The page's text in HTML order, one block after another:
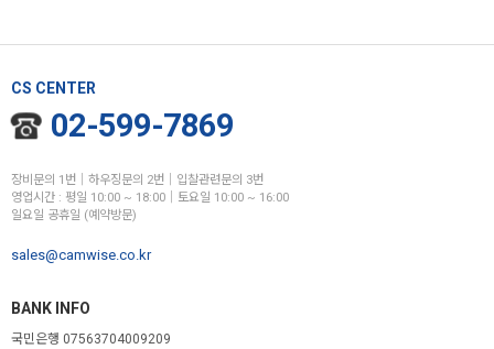
CS CENTER
02-599-7869
장비문의 1번│하우징문의 2번│입찰관련문의 3번
영업시간 : 평일 10:00 ~ 18:00│토요일 10:00 ~ 16:00
일요일 공휴일 (예약방문)
sales@camwise.co.kr
BANK INFO
국민은행 07563704009209